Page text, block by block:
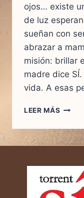
ojos… existe
de luz
sueñan con
abrazar a
misión: brillar
madre dice
vida. A esas
LEER MÁS
MAMÁ
LUZ
QUE